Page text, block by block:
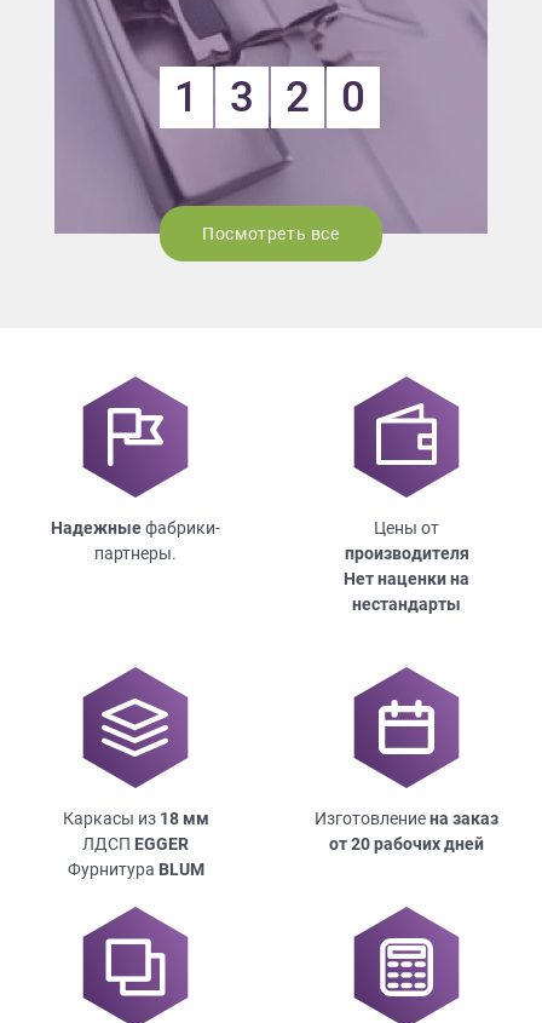
1 3 2 0
Посмотреть все
Надежныефабрики-
партнеры.
Цены от
производителя
Нет наценки на
нестандарты
Каркасы из 18мм
ЛДСП EGGER
Фурнитура BLUM
Изготовлениена заказ
от 20 рабочих дней